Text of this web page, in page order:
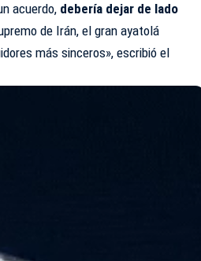
acuerdo, debería dejar de lado
de Irán, el gran ayatolá
más sinceros»,escribió el